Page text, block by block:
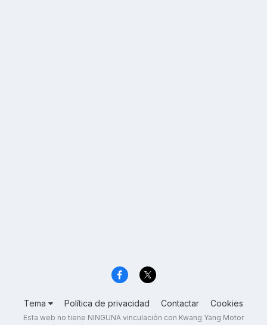
Tema Política de privacidad Contactar Cookies
Esta web no tiene NINGUNA vinculación con Kwang Yang Motor